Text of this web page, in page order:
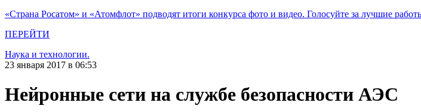
«Страна Росатом» и «Атомфлот» подводят итоги конкурса фото и видео. Голосуйте за лучшие
ПЕРЕЙТИ
Наука и технологии.
23 января 2017 в 06:53
Нейронные сети на службе безопасности АЭС